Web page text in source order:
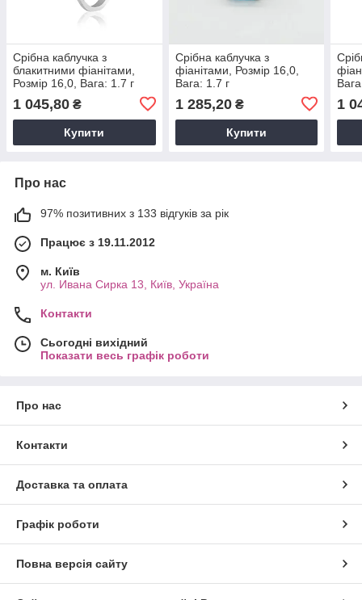
Срібна каблучка з
блакитними фіанітами,
Розмір 16,0, Вага: 1.7 г
1 045,80 ₴
Купити
Срібна каблучка з
фіанітами, Розмір 16,0,
Вага: 1.7 г
1 285,20₴
Купити
1
Про нас
97% позитивних з 133 відгуків за рік
Працює з 19.11.2012
м. Київ
ул. Ивана Сирка 13, Київ, Україна
Контакти
Сьогодні вихідний
Показати весь графік роботи
Про нас
Контакти
Доставка та оплата
Графік роботи
Повна версія сайту